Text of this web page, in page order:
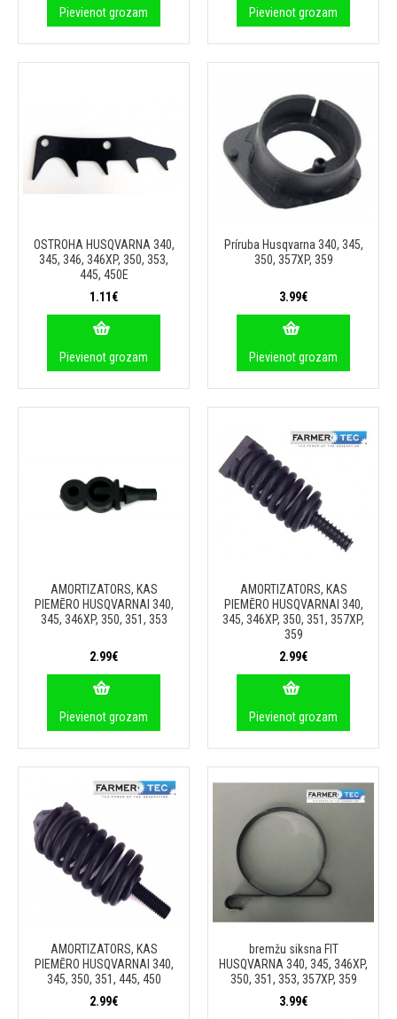
Pievienot grozam Pievienot grozam
OSTROHA HUSQVARNA 340,
345, 346, 346XP, 350, 353,
445, 450E
1.11€
Pievienot grozam
Príruba Husqvarna 340, 345,
350, 357XP, 359
3.99€
Pievienot grozam
AMORTIZATORS, KAS
PIEMĒRO HUSQVARNAI 340,
345, 346XP, 350, 351, 353
2.99€
Pievienot grozam
AMORTIZATORS, KAS
PIEMĒRO HUSQVARNAI 340,
345, 346XP, 350, 351, 357XP,
359
2.99€
Pievienot grozam
AMORTIZATORS, KAS
PIEMĒRO HUSQVARNAI 340,
345, 350, 351, 445, 450
2.99€
bremžu siksna FIT
HUSQVARNA 340, 345, 346XP,
350, 351, 353, 357XP, 359
3.99€